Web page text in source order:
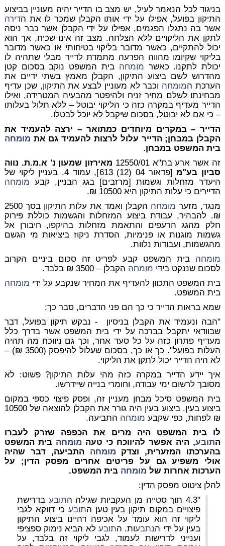
בניגוד לכל הנאמר לעיל, יש מצב בו הדייר יהיה מעוניין בביצוע
התיקון בפועל, אפילו על ידי אותו הקבלן שמכר לו את הדירה
אשר בה נתגלו הפגמים, אפילו על ידי הקבלן אשר כבר ניסה
לתקן את הליקויים ללא הצלחה. מצב זה אינו שכיח, אך הוא
יכול להתקיים, כאשר מדובר בליקוי בטיחותי או כאשר מדובר
בליקוי שקיומו מהווה הפרעה מתמדת לדייר מבלי שתהיה לו
יכולת לתקנו. כאשר מומחה בית המשפט נוקב בסכום קטן
מהדרוש לשם ביצוע התיקון, הקבלן מאמץ בשתי ידיים את
הערכת המומחה וכבר לא מעוניין לבצע את התיקון, שכן עדיף
מבחינתו לשלם מחיר זניח ולהיפטר מהבעיה המטרידה, ואילו
הדייר מעדיף במקרה כזה כי הליקוי יבוטל – ללא תלול בעלותו
– כי אם לא יבוטל, בסכום שיקבל לא יוכל לבטלו.
הדייר – במקרים מיוחדים כמתואר – ירצה להעמיד את
הקבלן במבחן; הדייר עלול לרצות להעמיד גם את מומחה
בית המשפט במבחן.
זה אשר ארע בת"א 12550/01
מאירזון שמעון נ' א.מ.ת. נווה
סביון בע"מ
[פדאור 04 (12) 613], עמוד 4. בעניין ליקוי של
היעדר מזחלות וגשמות [מרזבים] בגג הבניין, קבע מומחה
הדיירים כי עלות התיקון היא 10500 ₪.
מנגד, מזער מומחה
הקבלן ואמד את עלות התיקון בסך 2500
₪. להבהיר, עבודת ביצוע המזחלות והגשמות כוללת פירוק
חלק מהגג הרעפים והתאמת מזחלות בהיקפו, חיבורן אל
גשמות מוגנות או פנימיות, הסדרת ניקוז ביציאות מי הגשם
מהגשמות, ועבודות נלוות.
מומחה בית המשפט קבע לפריט זה סכום ביניים הקרוב
לסכום שננקט בידי מומחה הקבלן – 3500 ₪ בלבד.
בית המשפט התכוון להעדיף את המחיר שנקבע על ידי מומחה
בית המשפט.
שמא בראות הדייר כי כך הם פני הדברים, סבר כך:
"הבה ונעמיד את הקבלן בניסיון - נבקש תיקון בפועל, דבר
שבוודאי יתקבל בברכה על ידי בית המשפט אשר בדרך כלל
מעדיף פתרון כזה על כל סעד אחר, וכך גם ניווכח מה תהיה
העלות בפועל". כך או כך, בסכום שעלול להיפסק (3500 ₪) –
לא היה הדייר יכול לתקן את הליקוי.
איך יידע הדייר במקרה כזה מהי עלות התיקון? פשוט: לא
מסובך לרשום ימי עבודה, וחומרי בנייה שיידרשו.
בית המשפט סיכל מבחן מעניין זה, ופסק פיצוי כספי במקום
ביצוע בעין. ביצוע בעין היה גורר את הקבלן להוצאה של 10500
₪ לפחות, כפי שקבע מומחה התביעה.
לו בית המשפט היה מרים את הכפפה שזרק לעברו
התובע, היה אפשר להיווכח כי טעה מומחה בית המשפט
בהערכתו המזערית, וצדק מומחה התביעה, דבר שהיה
אולי משפיע גם על פריטים אחרים מפסק הדין; על
הערכות אחרות של מומחה בית המשפט.
להלן ציטוט מפסק הדין:
"4.3 תוך סטייה מן העקביות שגילה ה
תובע בדרישת
פיצויים במקום תיקון בעין טען התובע כי דווקא לגבי
ליקוי זה הוא עומד על אכיפה דהיינו ביצוע התיקון
בעין על ידי הנתבעות. התובע לא הביא נימוק ספציפי
וענייני לדרישות לעמוד, לגבי ליקוי זה בלבד, על